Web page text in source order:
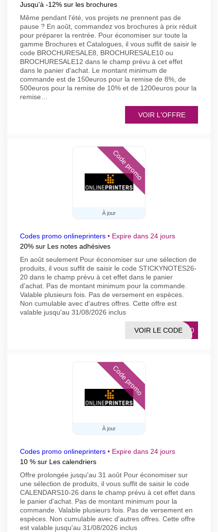
Jusqu'à -12% sur les brochures
Même pendant l'été, vos projets ne prennent pas de
pause ? En août, commandez vos brochures à prix réduit
pour préparer la rentrée. Pour économiser sur toute la
gamme Brochures et Catalogues, il vous suffit de saisir le
code BROCHURESALE8, BROCHURESALE10 ou
BROCHURESALE12 dans le champ prévu à cet effet
dans le panier d'achat. Le montant minimum de
commande est de 150euros pour la remise de 8%, de
500euros pour la remise de 10% et de 1200euros pour la
remise…
VOIR L'OFFRE
À jour
Code promo
Codes promo onlineprinters • Expire dans 24 jours
20% sur Les notes adhésives
En août seulement Pour économiser sur une sélection de
produits, il vous suffit de saisir le code STICKYNOTES26-
20 dans le champ prévu à cet effet dans le panier
d'achat. Pas de montant minimum pour la commande.
Valable plusieurs fois. Pas de versement en espèces.
Non cumulable avec d'autres offres. Cette offre est
valable jusqu'au 31/08/2026 inclus
6-20
VOIR LE CODE
À jour
Code promo
Codes promo onlineprinters • Expire dans 24 jours
10 % sur Les calendriers
Offre prolongée jusqu'au 31 août Pour économiser sur
une sélection de produits, il vous suffit de saisir le code
CALENDARS10-26 dans le champ prévu à cet effet dans
le panier d'achat. Pas de montant minimum pour la
commande. Valable plusieurs fois. Pas de versement en
espèces. Non cumulable avec d'autres offres. Cette offre
est valable jusqu'au 31/08/2026 inclus